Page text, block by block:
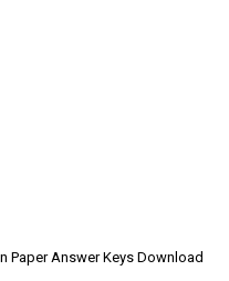
Paper Answer Keys Download